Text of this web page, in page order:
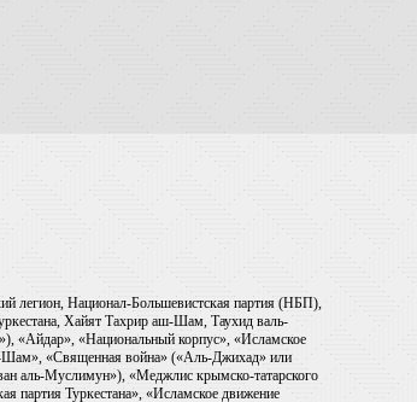
легион, Национал-Большевистская партия (НБП),
Хайят Тахрир аш-Шам, Таухид валь-
«Айдар», «Национальный корпус», «Исламское
Шам», «Священная война» («Аль-Джихад» или
аль-Муслимун»), «Меджлис крымско-татарского
партия Туркестана», «Исламское движение